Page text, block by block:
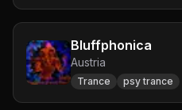
Bluffphonica
Austria
Trance psy trance